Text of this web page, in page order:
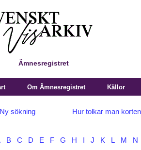
Ämnesregistret
Om Ämnesregistret Källor
Ny sökning Hur tolkar man
B C D E F G H J K L M N